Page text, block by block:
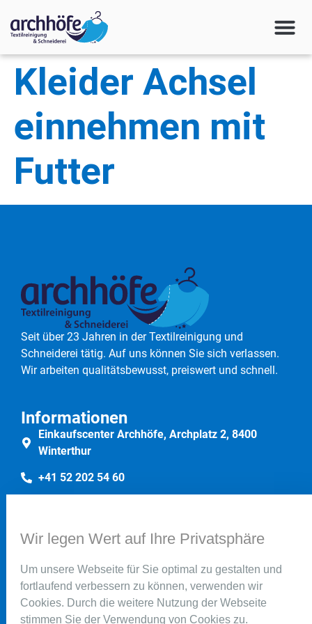
Kleider Achsel
einnehmen mit
Futter
Seit über 23 Jahren in der Textilreinigung und
Schneiderei tätig. Auf uns können Sie sich verlassen.
Wir arbeiten qualitätsbewusst, preiswert und schnell.
Informationen
Einkaufscenter Archhöfe, Archplatz 2, 8400
Winterthur
+41 52 202 54 60
Rechtliches
Impressum
Datenschutz
Wir legen Wert auf Ihre Privatsphäre
Um unsere Webseite für Sie optimal zu gestalten und
fortlaufend verbessern zu können, verwenden wir
Cookies. Durch die weitere Nutzung der Webseite
stimmen Sie der Verwendung von Cookies zu.